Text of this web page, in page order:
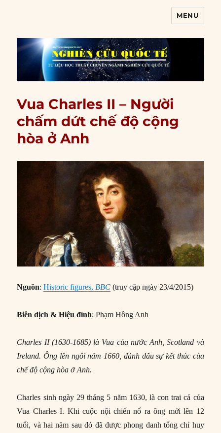
MENU
Vua Charles II – Người
chấm dứt chế độ cộng
hòa ở Anh
Nguồn:Historic figures, BBC (truy cập ngày 23/4/2015)
Biên dịch & Hiệu đính: Phạm Hồng Anh
Charles II (1630-1685) là Vua của nước Anh, Scotland và
Ireland. Ông lên ngôi năm 1660, đánh dấu sự kết thúc của
chế độ cộng hòa ở Anh.
Charles sinh ngày 29 tháng 5 năm 1630, là con trai cả của
Vua Charles I. Khi cuộc nội chiến nổ ra ông mới lên 12
tuổi, và hai năm sau đó đã được phong danh tổng chỉ huy